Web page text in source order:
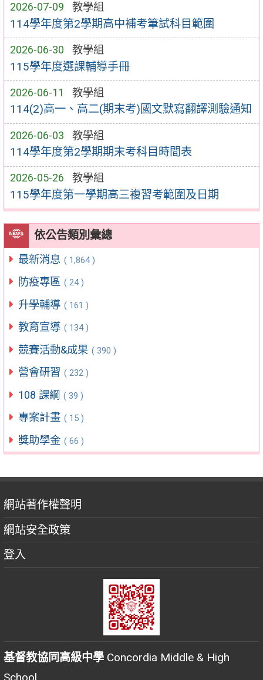
2026-07-09 教學組
114學年度第2學期高中補考筆試科目範圍
2026-06-30 教學組
115學年度選課輔導手冊
2026-06-11 教學組
114(2)高一、高二(期末考)國文默寫翻譯測驗通知
2026-06-03 教學組
114學年度第2學期期末考科目時間表
2026-05-26 教學組
115學年度第一學期高三複習考範圍及日期
依公告類別彙總
最新消息 ( 1,864 )
防疫專區 ( 24 )
升學輔導 ( 161 )
教育宣導 ( 134 )
競賽活動&成果 ( 390 )
營會研習 ( 232 )
108 課綱 ( 39 )
專案計畫 ( 15 )
獎助學金 ( 66 )
網站著作權聲明
網站安全政策
登入
基督教協同高級中學 Concordia Middle & High
School